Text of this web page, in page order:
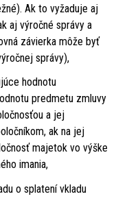
Ak to vyžaduje aj
aj výročné správy a
závierka môže byť
správy),
hodnotu
predmetu zmluvy
a jej
ak na jej
majetok vo výške
imania,
o splatení vkladu